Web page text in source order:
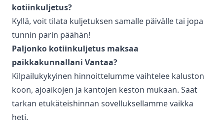
kotiinkuljetus?
Kyllä, voit tilata kuljetuksen samalle päivälle tai jopa
tunnin parin päähän!
Paljonko kotiinkuljetus maksaa
paikkakunnallani Vantaa?
Kilpailukykyinen hinnoittelumme vaihtelee kaluston
koon, ajoaikojen ja kantojen keston mukaan. Saat
tarkan etukäteishinnan sovelluksellamme vaikka
heti.